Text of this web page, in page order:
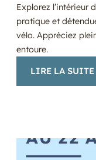
Explorez l’intérieur
pratique et
vélo. Appréciez
entoure.
LIRE LA SUITE:
!